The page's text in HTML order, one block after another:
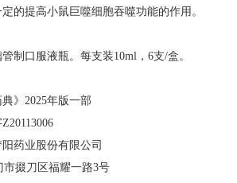
的提高小鼠巨噬细胞吞噬功能的作用。
口服液瓶。每支装10ml，6支/盒。
》2025年版一部
药业股份有限公司
掇刀区福耀一路3号